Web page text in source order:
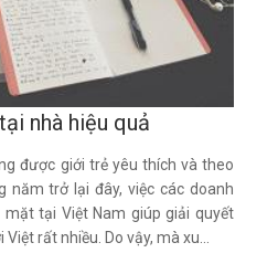
nhà hiệu quả
được giới trẻ yêu thích và theo
năm trở lại đây, việc các doanh
mặt tại Việt Nam giúp giải quyết
rất nhiều. Do vậy, mà xu...